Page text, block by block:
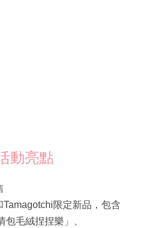
動亮點
限定新品，包含
包毛絨捏捏樂」、